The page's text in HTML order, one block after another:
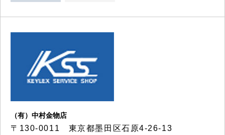
（有）中村金物店
〒130-0011 東京都墨田区石原4-26-13